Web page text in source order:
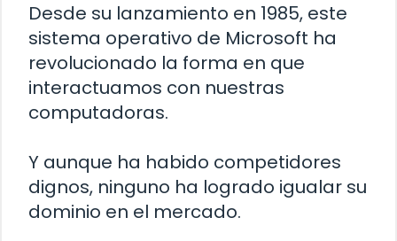
Desde su lanzamiento en 1985, este
sistema operativo de Microsoft ha
revolucionado la forma en que
interactuamos con nuestras
computadoras.
Y aunque ha habido competidores
dignos, ninguno ha logrado igualar su
dominio en el mercado.